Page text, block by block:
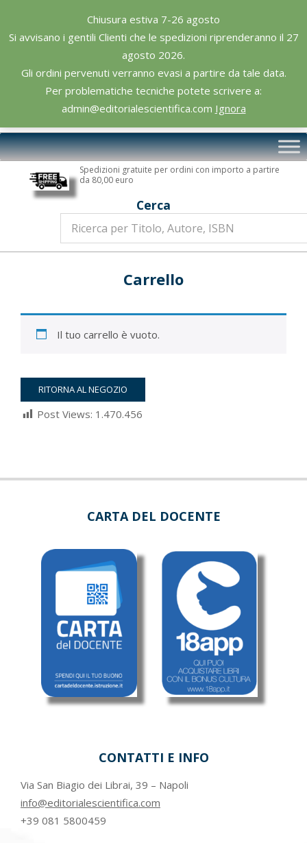
Chiusura estiva 7-26 agosto
Si avvisano i gentili Clienti che le spedizioni riprenderanno il 27
agosto 2026.
Gli ordini pervenuti verranno evasi a partire da tale data.
Per problematiche tecniche potete scrivere a:
admin@editorialescientifica.com Ignora
content
Editoriale
Scientifica
Primary
Navigation
Spedizioni gratuite per ordini con importo a partire
da 80,00 euro
Cerca
Carrello
Il tuo carrello è vuoto.
RITORNA AL NEGOZIO
Post Views: 1.470.456
03-
CARTA DEL DOCENTE
CONTATTI E INFO
Via San Biagio dei Librai, 39 – Napoli
info@editorialescientifica.com
+39 081 5800459